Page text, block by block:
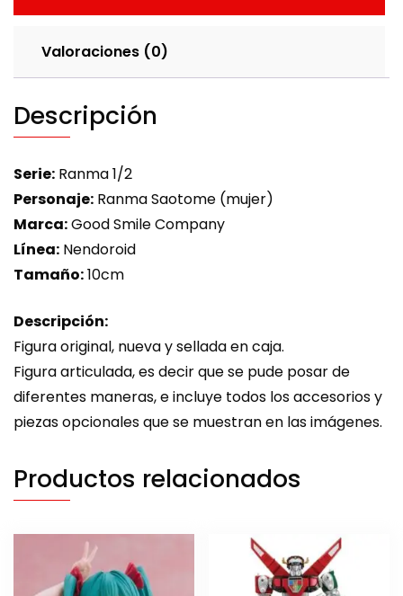
Valoraciones (0)
Descripción
Serie: Ranma 1/2
Personaje: Ranma Saotome (mujer)
Marca:Good Smile Company
Línea: Nendoroid
Tamaño:10cm
Descripción:
Figura original, nueva y sellada en caja.
Figura articulada, es decir que se pude posar de
diferentes maneras, e incluye todos los accesorios y
piezas opcionales que se muestran en las imágenes.
Productos relacionados